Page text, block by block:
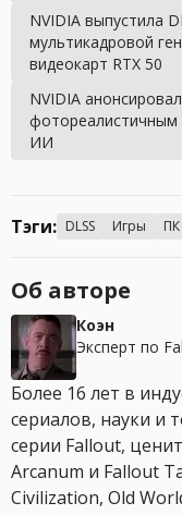
NVIDIA выпустила
мультикадровой
видеокарт RTX 50
NVIDIA
ИИ
Тэги: DLSS Игры ПК
Об авторе
Коэн
Эксперт по
Более 16 лет в
сериалов, науки и
серии Fallout,
Arcanum и Fallout
Civilization, Old